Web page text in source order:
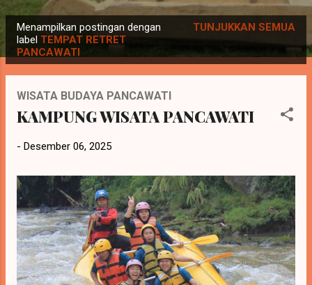
s
t
Menampilkan postingan dengan
label TEMPAT RETRET
PANCAWATI
TUNJUKKAN SEMUA
WISATA BUDAYA PANCAWATI
KAMPUNG WISATA PANCAWATI
- Desember 06, 2025